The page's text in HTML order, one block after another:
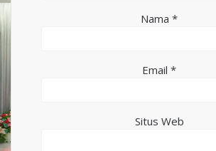
Nama *
Email *
Situs Web